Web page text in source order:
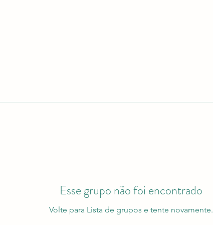
Esse grupo não foi encontrado
Volte para Lista de grupos e tente novamente.